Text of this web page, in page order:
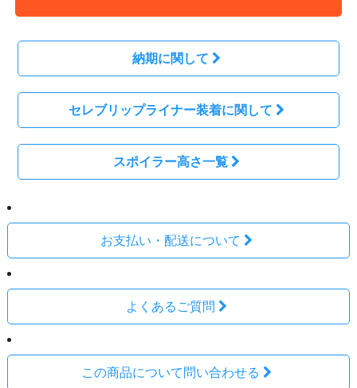
納期に関して
セレブリップライナー装着に関して
スポイラー高さ一覧
お支払い・配送について
よくあるご質問
この商品について問い合わせる